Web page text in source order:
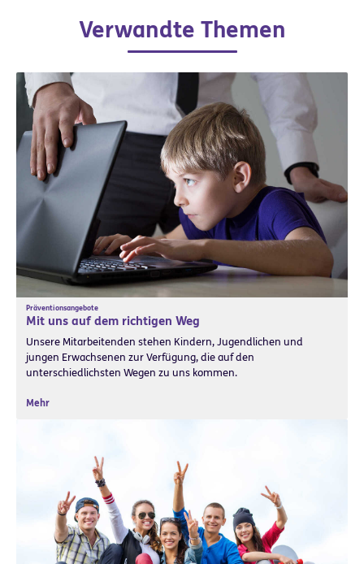
Verwandte Themen
Präventionsangebote
Mit uns auf dem richtigen Weg
Unsere Mitarbeitenden stehen Kindern, Jugendlichen und
jungen Erwachsenen zur Verfügung, die auf den
unterschiedlichsten Wegen zu uns kommen.
Mehr